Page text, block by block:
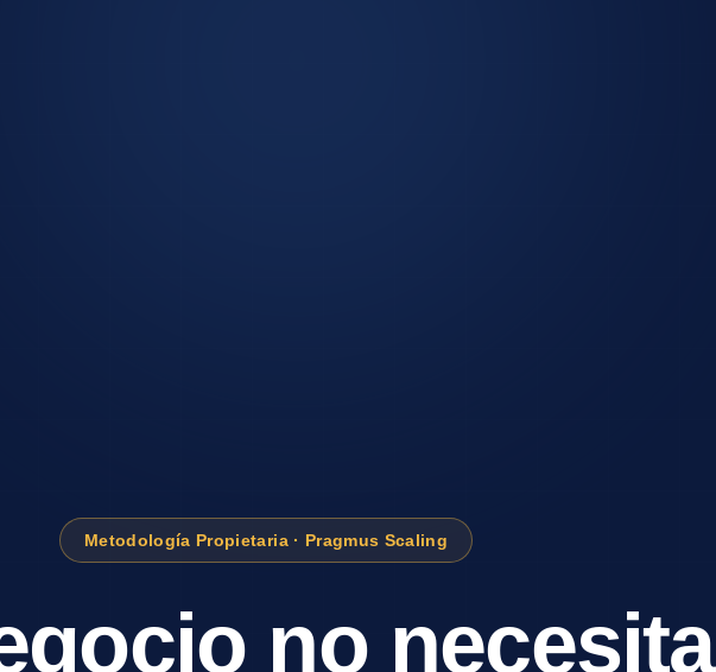
Metodología Propietaria · Pragmus Scaling
no necesita